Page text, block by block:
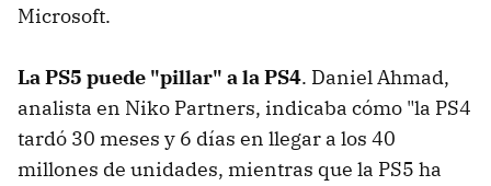
Microsoft.
La PS5 puede "pillar" a la PS4. Daniel Ahmad,
analista en Niko Partners, indicaba cómo "la PS4
tardó 30 meses y 6 días en llegar a los 40
millones de unidades, mientras que la PS5 ha